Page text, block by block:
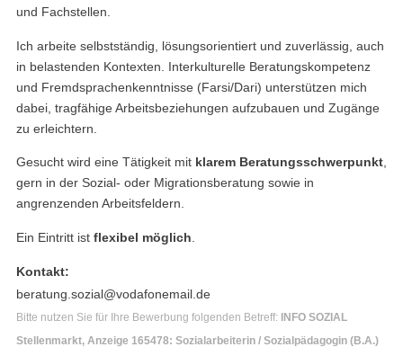
und Fachstellen.
Ich arbeite selbstständig, lösungsorientiert und zuverlässig, auch
in belastenden Kontexten. Interkulturelle Beratungskompetenz
und Fremdsprachenkenntnisse (Farsi/Dari) unterstützen mich
dabei, tragfähige Arbeitsbeziehungen aufzubauen und Zugänge
zu erleichtern.
Gesucht wird eine Tätigkeit mit klarem Beratungsschwerpunkt
gern in der Sozial- oder Migrationsberatung sowie in
angrenzenden Arbeitsfeldern.
Ein Eintritt ist flexibel möglich
Kontakt:
beratung.sozial@vodafonemail.de
Bitte nutzen Sie für Ihre Bewerbung folgenden Betreff:
INFO SOZIAL
Stellenmarkt, Anzeige 165478: Sozialarbeiterin / Sozialpädagogin (B.A.)